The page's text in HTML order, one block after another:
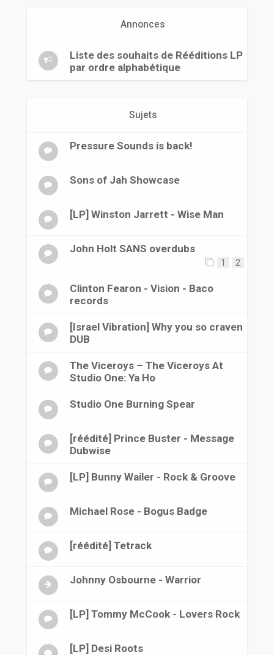
Annonces
Liste des souhaits de Rééditions LP
par ordre alphabétique
Sujets
Pressure Sounds is back!
Sons of Jah Showcase
[LP] Winston Jarrett - Wise Man
John Holt SANS overdubs
1 2
Clinton Fearon - Vision - Baco
records
[Israel Vibration] Why you so craven
DUB
The Viceroys ‎– The Viceroys At
Studio One: Ya Ho
Studio One Burning Spear
[réédité] Prince Buster - Message
Dubwise
[LP] Bunny Wailer - Rock & Groove
Michael Rose - Bogus Badge
[réédité] Tetrack
Johnny Osbourne - Warrior
[LP] Tommy McCook - Lovers Rock
[LP] Desi Roots